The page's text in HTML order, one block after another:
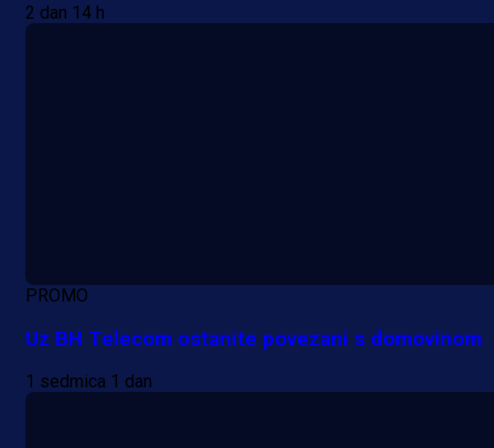
2 dan 14 h
PROMO
Uz BH Telecom ostanite povezani s domovinom
1 sedmica 1 dan